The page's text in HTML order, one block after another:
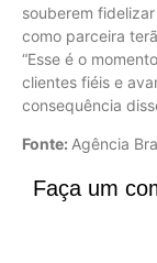
souberem
como parceira
“Esse é o
clientes fiéis e
consequência
Fonte: Agência
Faça um